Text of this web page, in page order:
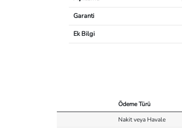
Garanti
Ek Bilgi
Ödeme Türü
Nakit veya Havale